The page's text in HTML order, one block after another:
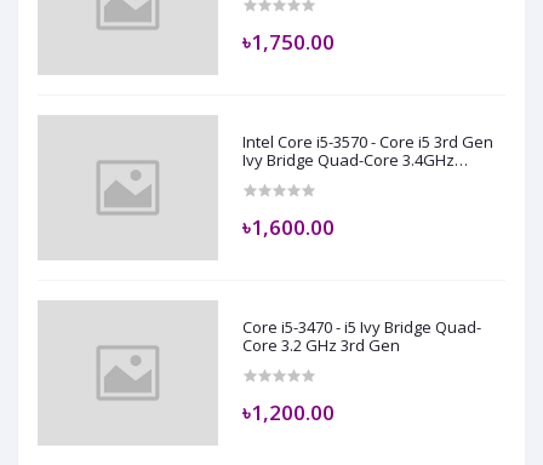
৳1,750.00
Intel Core i5-3570 - Core i5 3rd Gen
Ivy Bridge Quad-Core 3.4GHz
Intel HD Graphics 2500 Desktop
৳1,600.00
Core i5-3470 - i5 Ivy Bridge Quad-
Core 3.2 GHz 3rd Gen
৳1,200.00